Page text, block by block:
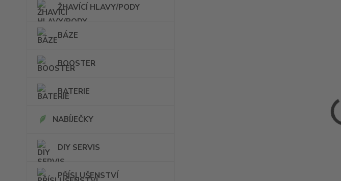
ŽHAVÍCÍ HLAVY/PODY
BÁZE
BOOSTER
BATERIE
NABÍJEČKY
DIY SERVIS
PŘÍSLUŠENSTVÍ